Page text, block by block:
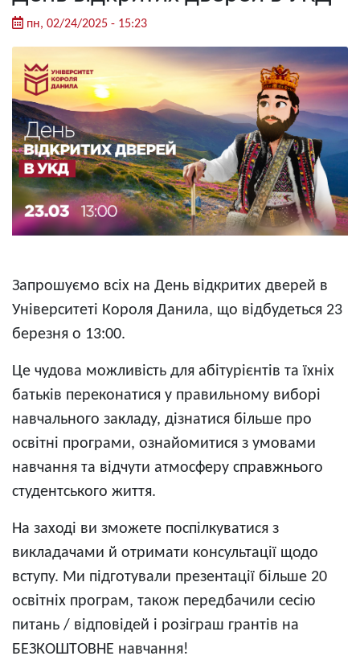
пн, 02/24/2025 - 15:23
Запрошуємо всіх на День відкритих дверей в
Університеті Короля Данила, що відбудеться 23
березня о 13:00.
Це чудова можливість для абітурієнтів та їхніх
батьків переконатися у правильному виборі
навчального закладу, дізнатися більше про
освітні програми, ознайомитися з умовами
навчання та відчути атмосферу справжнього
студентського життя.
На заході ви зможете поспілкуватися з
викладачами й отримати консультації щодо
вступу. Ми підготували презентації більше 20
освітніх програм, також передбачили сесію
питань / відповідей і розіграш грантів на
БЕЗКОШТОВНЕ навчання!